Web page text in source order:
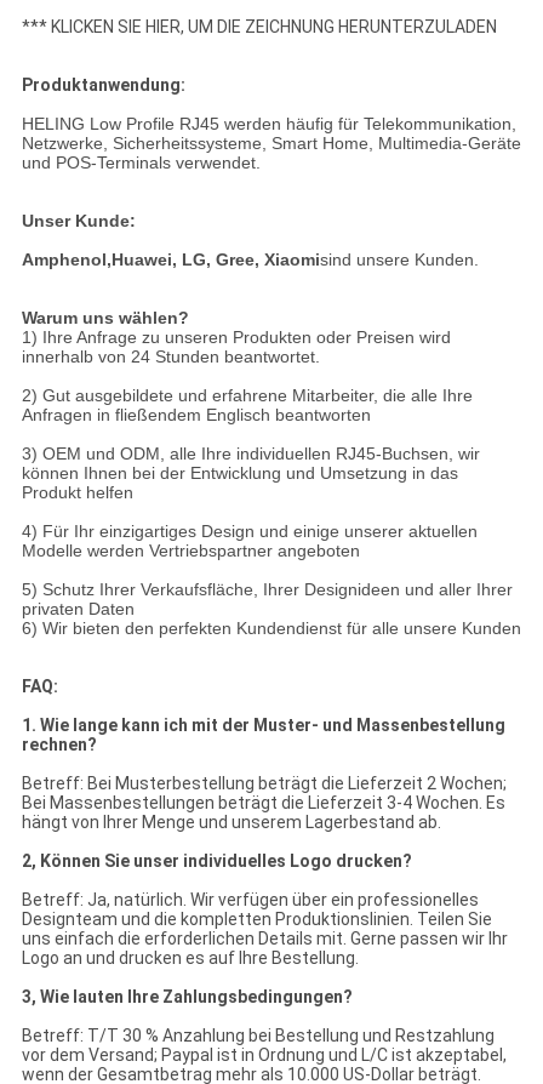
*** KLICKEN SIE HIER, UM DIE ZEICHNUNG HERUNTERZULADEN
Produktanwendung:
HELING Low Profile RJ45 werden häufig für Telekommunikation,
Netzwerke, Sicherheitssysteme, Smart Home, Multimedia-Geräte
und POS-Terminals verwendet.
Unser Kunde:
Amphenol,Huawei, LG, Gree, Xiaomisind unsere Kunden.
Warum uns wählen?
1) Ihre Anfrage zu unseren Produkten oder Preisen wird
innerhalb von 24 Stunden beantwortet.
2) Gut ausgebildete und erfahrene Mitarbeiter, die alle Ihre
Anfragen in fließendem Englisch beantworten
3) OEM und ODM, alle Ihre individuellen RJ45-Buchsen, wir
können Ihnen bei der Entwicklung und Umsetzung in das
Produkt helfen
4) Für Ihr einzigartiges Design und einige unserer aktuellen
Modelle werden Vertriebspartner angeboten
5) Schutz Ihrer Verkaufsfläche, Ihrer Designideen und aller Ihrer
privaten Daten
6) Wir bieten den perfekten Kundendienst für alle unsere Kunden
FAQ:
1. Wie lange kann ich mit der Muster- und Massenbestellung
rechnen?
Betreff: Bei Musterbestellung beträgt die Lieferzeit 2 Wochen;
Bei Massenbestellungen beträgt die Lieferzeit 3-4 Wochen. Es
hängt von Ihrer Menge und unserem Lagerbestand ab.
2, Können Sie unser individuelles Logo drucken?
Betreff: Ja, natürlich. Wir verfügen über ein professionelles
Designteam und die kompletten Produktionslinien. Teilen Sie
uns einfach die erforderlichen Details mit. Gerne passen wir Ihr
Logo an und drucken es auf Ihre Bestellung.
3, Wie lauten Ihre Zahlungsbedingungen?
Betreff: T/T 30 % Anzahlung bei Bestellung und Restzahlung
vor dem Versand; Paypal ist in Ordnung und L/C ist akzeptabel,
wenn der Gesamtbetrag mehr als 10.000 US-Dollar beträgt.